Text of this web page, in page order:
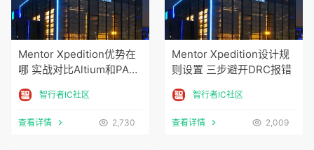
Mentor Xpedition优势在
哪 实战对比Altium和PAD
智行者IC社区
查看详情 2,730
Mentor Xpedition设计规
则设置 三步避开DRC报错
智行者IC社区
查看详情 2,009